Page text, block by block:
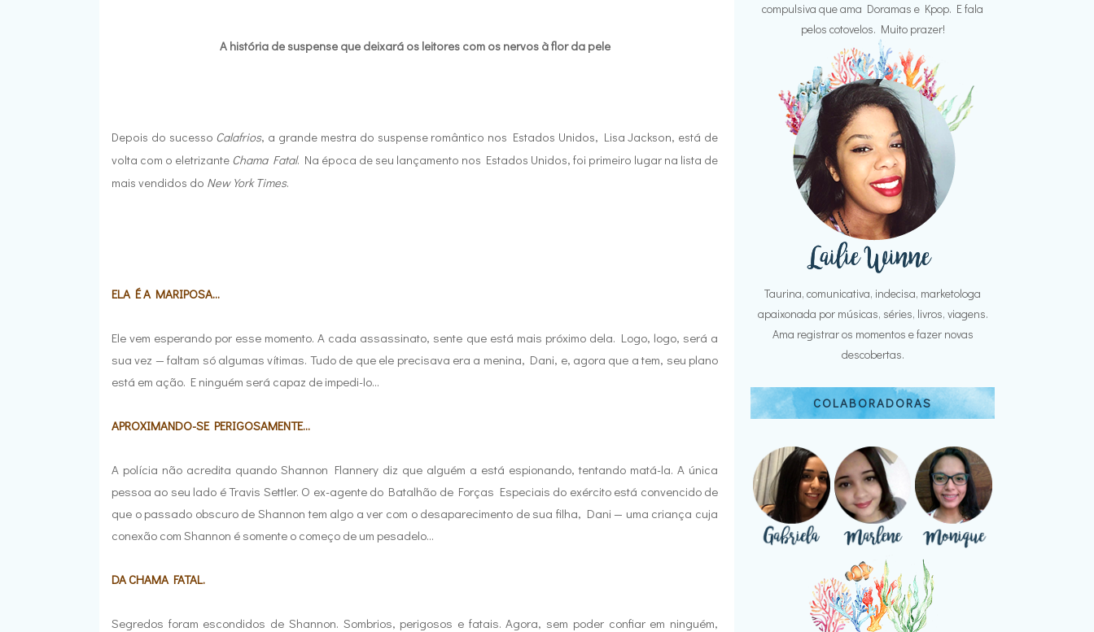
A história de suspense que deixará os leitores com os nervos à flor da pele
Depois do sucesso Calafrios, a grande mestra do suspense romântico nos Estados Unidos, Lisa Jackson, está de
volta com o eletrizante Chama Fatal. Na época de seu lançamento nos Estados Unidos, foi primeiro lugar na lista de
mais vendidos do New York Times.
ELA É A MARIPOSA...
Ele vem esperando por esse momento. A cada assassinato, sente que está mais próximo dela. Logo, logo, será a
sua vez — faltam só algumas vítimas. Tudo de que ele precisava era a menina, Dani, e, agora que a tem, seu plano
está em ação. E ninguém será capaz de impedi-lo...
APROXIMANDO-SE PERIGOSAMENTE...
A polícia não acredita quando Shannon Flannery diz que alguém a está espionando, tentando matá-la. A única
pessoa ao seu lado é Travis Settler. O ex-agente do Batalhão de Forças Especiais do exército está convencido de
que o passado obscuro de Shannon tem algo a ver com o desaparecimento de sua filha, Dani — uma criança cuja
conexão com Shannon é somente o começo de um pesadelo...
DA CHAMA FATAL.
Segredos foram escondidos de Shannon. Sombrios, perigosos e fatais. Agora, sem poder confiar em ninguém,
compulsiva que ama Doramas e Kpop. E fala
pelos cotovelos. Muito prazer!
Taurina, comunicativa, indecisa, marketologa
apaixonada por músicas, séries, livros, viagens.
Ama registrar os momentos e fazer novas
descobertas.
COLABORADORAS